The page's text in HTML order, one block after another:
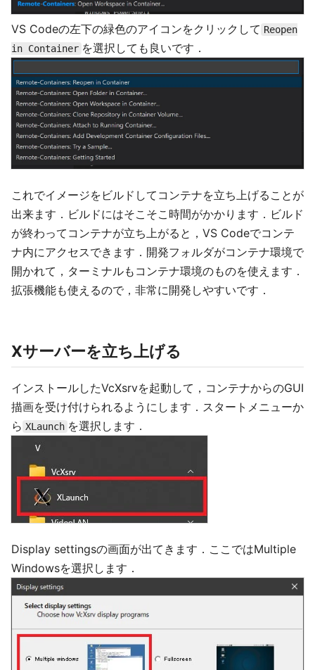
VS Codeの左下の緑色のアイコンをクリックして Reopen
in Container を選択しても良いです．
これでイメージをビルドしてコンテナを立ち上げることが
出来ます．ビルドにはそこそこ時間がかかります．ビルド
が終わってコンテナが立ち上がると，VS Codeでコンテ
ナ内にアクセスできます．開発フォルダがコンテナ環境で
開かれて，ターミナルもコンテナ環境のものを使えます．
拡張機能も使えるので，非常に開発しやすいです．
Xサーバーを立ち上げる
インストールしたVcXsrvを起動して，コンテナからのGUI
描画を受け付けられるようにします．スタートメニューか
ら XLaunch を選択します．
Display settingsの画面が出てきます．ここではMultiple
Windowsを選択します．